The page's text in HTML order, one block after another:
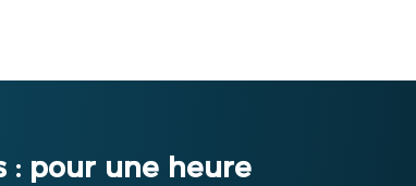
: pour une heure